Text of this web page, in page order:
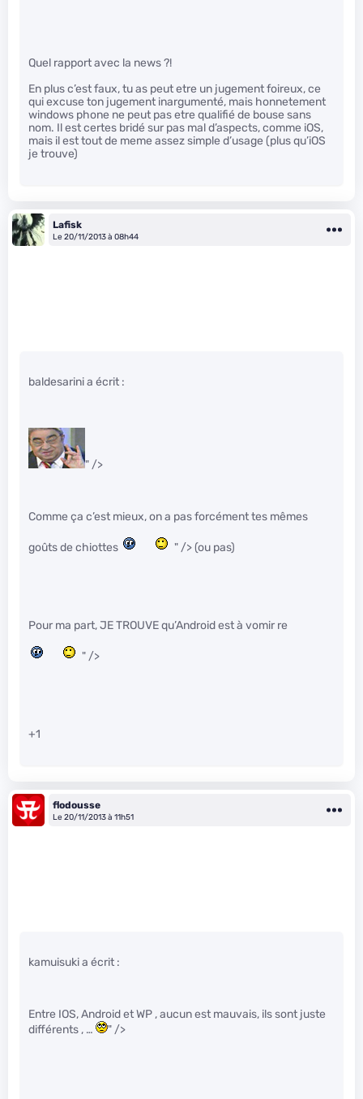
Quel rapport avec la news ?!
En plus c’est faux, tu as peut etre un jugement foireux, ce
qui excuse ton jugement inargumenté, mais honnetement
windows phone ne peut pas etre qualifié de bouse sans
nom. Il est certes bridé sur pas mal d’aspects, comme iOS,
mais il est tout de meme assez simple d’usage (plus qu’iOS
je trouve)
Lafisk
Le 20/11/2013 à 08h44
baldesarini a écrit :
" />
Comme ça c’est mieux, on a pas forcément tes mêmes
goûts de chiottes " /> (ou pas)
Pour ma part, JE TROUVE qu’Android est à vomir re
" />
+1
flodousse
Le 20/11/2013 à 11h51
kamuisuki a écrit :
Entre IOS, Android et WP , aucun est mauvais, ils sont juste
différents , …
" />